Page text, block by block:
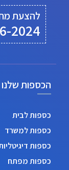
להצעת
2024
הכספות שלנו
כספות לבית
כספות למשרד
כספות
כספות מפתח